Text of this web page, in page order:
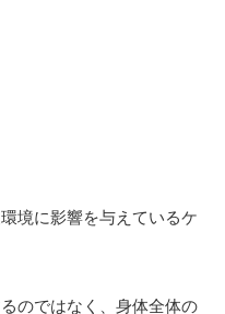
境に影響を与えているケ
のではなく、身体全体の